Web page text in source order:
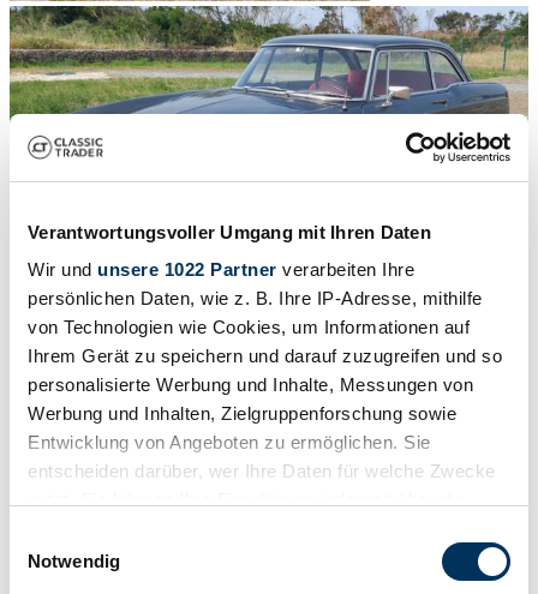
Verantwortungsvoller Umgang mit Ihren Daten
Wir und unsere 1022 Partner verarbeiten Ihre
persönlichen Daten, wie z. B. Ihre IP-Adresse, mithilfe
von Technologien wie Cookies, um Informationen auf
Ihrem Gerät zu speichern und darauf zuzugreifen und so
personalisierte Werbung und Inhalte, Messungen von
Werbung und Inhalten, Zielgruppenforschung sowie
Entwicklung von Angeboten zu ermöglichen. Sie
entscheiden darüber, wer Ihre Daten für welche Zwecke
Trigger Symbol ändern oder widerrufen
Notwendig
/8
1967 | Peugeot 404 Coupé
Peugeot 404 Coupe | 1967 | Route 66 Auctions - For sale by
auction. Estimate 15500 EUR
Veicolo all’asta